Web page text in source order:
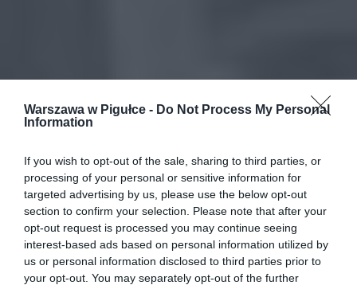
Warszawa w Pigułce - Do Not Process My Personal
Information
If you wish to opt-out of the sale, sharing to third parties, or
processing of your personal or sensitive information for
targeted advertising by us, please use the below opt-out
section to confirm your selection. Please note that after your
opt-out request is processed you may continue seeing
interest-based ads based on personal information utilized by
us or personal information disclosed to third parties prior to
your opt-out. You may separately opt-out of the further